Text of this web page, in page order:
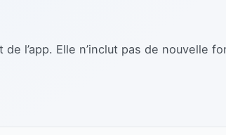
l’app. Elle n’inclut pas de nouvelle